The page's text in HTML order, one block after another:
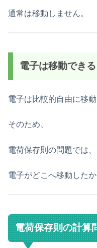
通常は移動しません。
電子は移動できる
電子は比較的自由に移動
そのため、
電荷保存則の問題では、
電子がどこへ移動した
電荷保存則の計算